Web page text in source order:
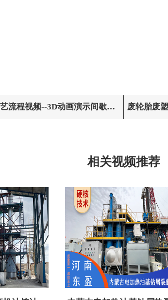
流程视频--3D动画演示间歇式 废轮胎废
相关视频推荐